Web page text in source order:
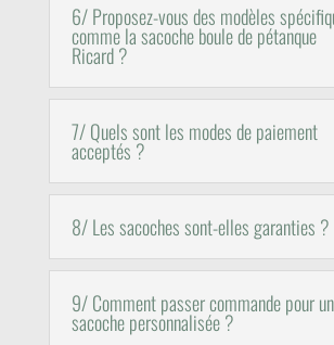
6/ Proposez-vous des modèles
comme la sacoche boule de pétanque
Ricard ?
7/ Quels sont les modes de paiement
acceptés ?
8/ Les sacoches sont-elles garanties ?
9/ Comment passer commande pour
sacoche personnalisée ?